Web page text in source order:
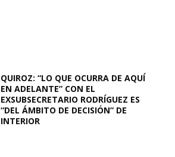
QUIROZ: “LO QUE OCURRA DE AQUÍ
EN ADELANTE” CON EL
EXSUBSECRETARIO RODRÍGUEZ ES
“DEL ÁMBITO DE DECISIÓN” DE
INTERIOR